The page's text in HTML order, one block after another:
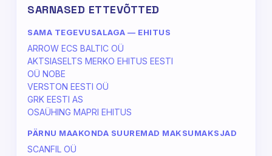
SARNASED ETTEVÕTTED
SAMA TEGEVUSALAGA — EHITUS
ARROW ECS BALTIC OÜ
AKTSIASELTS MERKO EHITUS EESTI
OÜ NOBE
VERSTON EESTI OÜ
GRK EESTI AS
OSAÜHING MAPRI EHITUS
PÄRNU MAAKONDA SUUREMAD MAKSUMAKSJAD
SCANFIL OÜ